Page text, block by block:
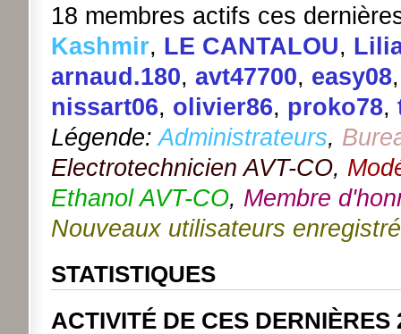
18 membres actifs ces
Kashmir, LE CANTALOU,
arnaud.180, avt47700, easy08
nissart06, olivier86, proko78,
Légende:Administrateurs,
Electrotechnicien AVT-CO,
Ethanol AVT-CO, Membre
Nouveaux utilisateurs
STATISTIQUES
ACTIVITÉ DE CES DERNIÈRES